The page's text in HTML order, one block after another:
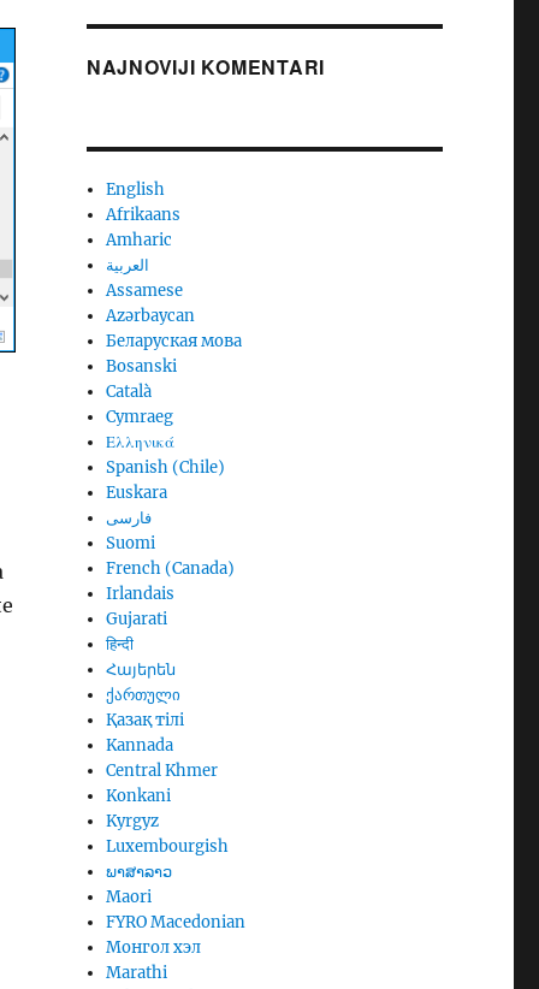
NAJNOVIJI KOMENTARI
English
Afrikaans
Amharic
العربية
Assamese
Azərbaycan
Беларуская мова
Bosanski
Català
Cymraeg
Ελληνικά
Spanish (Chile)
Euskara
فارسی
Suomi
French (Canada)
Irlandais
Gujarati
हिन्दी
Հայերեն
ქართული
Қазақ тілі
Kannada
Central Khmer
Konkani
Kyrgyz
Luxembourgish
ພາສາລາວ
Maori
FYRO Macedonian
Монгол хэл
Marathi